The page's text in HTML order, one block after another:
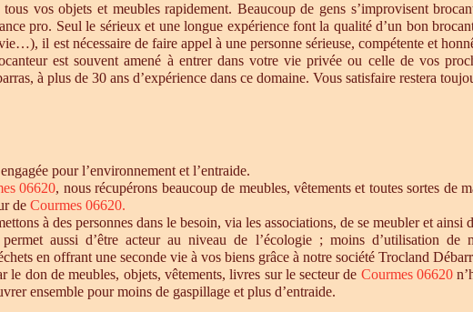
vos objets et meubles rapidement. Beaucoup de gens s’improvisent
pro. Seul le sérieux et une longue expérience font la qualité d’un bon
il est nécessaire de faire appel à une personne sérieuse, compétente et
est souvent amené à entrer dans votre vie privée ou celle de vos
à plus de 30 ans d’expérience dans ce domaine. Vous satisfaire restera
pour l’environnement et l’entraide.
06620, nous récupérons beaucoup de meubles, vêtements et toutes sortes de
de Courmes 06620.
à des personnes dans le besoin, via les associations, de se meubler et
aussi d’être acteur au niveau de l’écologie ; moins d’utilisation
en offrant une seconde vie à vos biens grâce à notre société Trocland
le don de meubles, objets, vêtements, livres sur le secteur de Courmes 06620
ensemble pour moins de gaspillage et plus d’entraide.